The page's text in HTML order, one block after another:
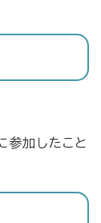
参加したこと